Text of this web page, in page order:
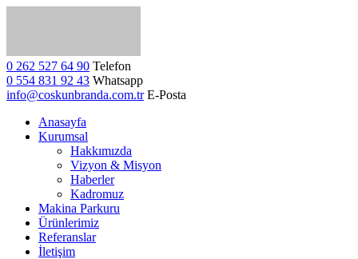
0 262 527 64 90 Telefon
0 554 831 92 43 Whatsapp
info@coskunbranda.com.tr E-Posta
Anasayfa
Kurumsal
Hakkımızda
Vizyon & Misyon
Haberler
Kadromuz
Makina Parkuru
Ürünlerimiz
Referanslar
İletişim